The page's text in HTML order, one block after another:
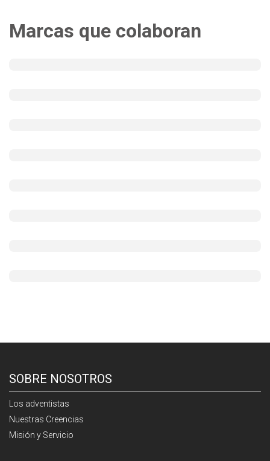
Marcas que colaboran
SOBRE NOSOTROS
Los adventistas
Nuestras Creencias
Misión y Servicio